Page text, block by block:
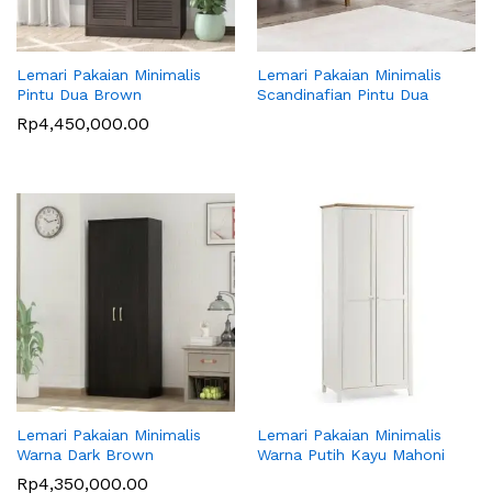
Lemari Pakaian Minimalis
Pintu Dua Brown
Rp4,450,000.00
Lemari Pakaian Minimalis
Scandinafian Pintu Dua
Lemari Pakaian Minimalis
Warna Dark Brown
Rp4,350,000.00
Lemari Pakaian Minimalis
Warna Putih Kayu Mahoni